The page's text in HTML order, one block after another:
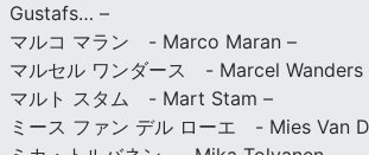
Gustafs… –
マルコ マラン - Marco Maran –
マルセル ワンダース - Marcel Wanders
マルト スタム - Mart Stam –
ミース ファン デル ローエ - Mies Van